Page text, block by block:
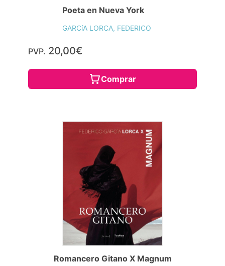
Poeta en Nueva York
GARCíA LORCA, FEDERICO
PVP. 20,00€
Comprar
Romancero Gitano X Magnum